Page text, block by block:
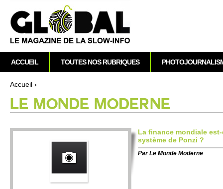
Vous êtes ici
Accueil ›
LE MONDE MODERNE
La finance mondiale
système de Ponzi ?
ParLe Monde Moderne
M
e
n
r
i
ACCUEIL TOUTES NOS RUBRIQUES